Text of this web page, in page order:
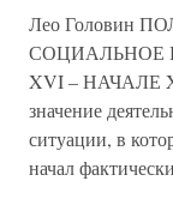
Лео Головин
СОЦИАЛЬНОЕ
XVI – НАЧАЛЕ
значение
ситуации, в
начал